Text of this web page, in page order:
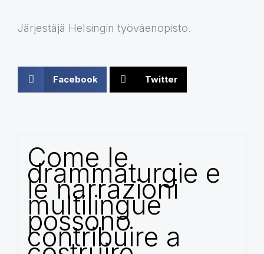
Järjestäjä Helsingin työväenopisto.
Facebook Twitter
Come le
drammaturgie e
le narrazioni
multilingue
possono
contribuire a